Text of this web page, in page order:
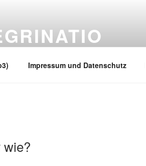
Impressum und Datenschutz
wie?